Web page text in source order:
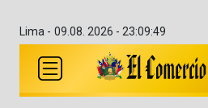
Lima - 09.08. 2026 - 23:09:49